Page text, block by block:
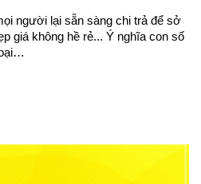
người lại sẵn sàng chi trả để sở
giá không hề rẻ... Ý nghĩa con số